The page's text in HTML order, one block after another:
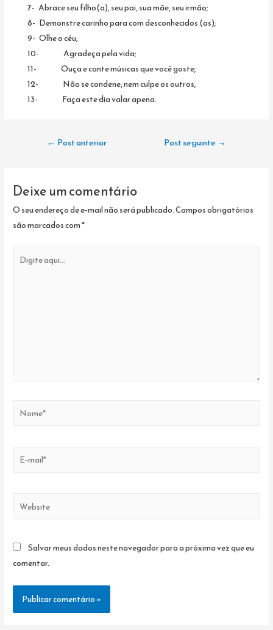
7- Abrace seu filho(a), seu pai, sua mãe, seu irmão;
8- Demonstre carinho para com desconhecidos (as);
9- Olhe o céu;
10- Agradeça pela vida;
11- Ouça e cante músicas que você goste;
12- Não se condene, nem culpe os outros;
13- Faça este dia valar apena.
Navegação
Post
← Post anterior Post seguinte →
Deixe um comentário
O seu endereço de e-mail não será publicado.Campos obrigatórios
são marcados com*
aqui...
E-
Website
Salvar meus dados neste navegador para a próxima vez que eu
comentar.